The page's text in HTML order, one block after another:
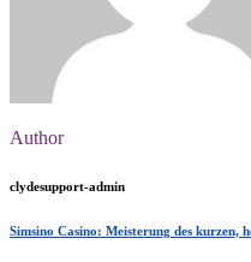
Author
clydesupport-admin
Simsino Casino: Meisterung des kurzen,